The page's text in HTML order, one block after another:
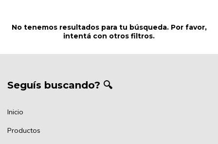
No tenemos resultados para tu búsqueda. Por favor,
intentá con otros filtros.
Seguís buscando? 🔍
Inicio
Productos